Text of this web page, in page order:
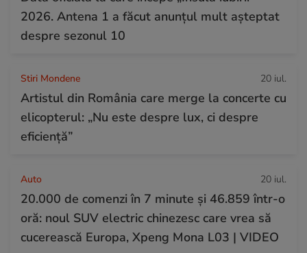
2026. Antena 1 a făcut anunțul mult așteptat
despre sezonul 10
Stiri Mondene 20 iul.
Artistul din România care merge la concerte cu
elicopterul: „Nu este despre lux, ci despre
eficiență”
Auto 20 iul.
20.000 de comenzi în 7 minute și 46.859 într-o
oră: noul SUV electric chinezesc care vrea să
cucerească Europa, Xpeng Mona L03 | VIDEO